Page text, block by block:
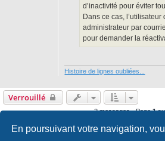
En poursuivant votre navigation,
d’inactivité pour éviter
Dans ce cas, l’utilisateur
administrateur par
pour demander la
Histoire de lignes oubliées...
Verrouillé
2 messages • Page1